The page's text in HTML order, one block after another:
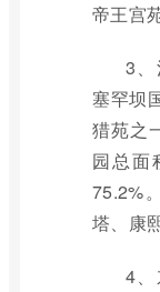
帝王宫苑
3
塞罕坝
猎苑之
园总面
75.2%
塔、康
4